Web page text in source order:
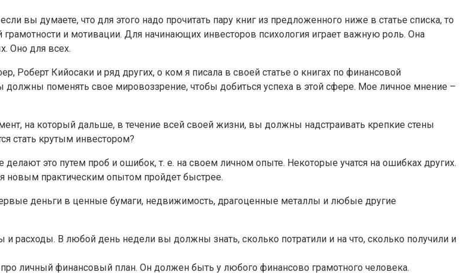
вы думаете, что для этого надо прочитать пару книг из предложенного ниже в статье списка, то
и мотивации. Для начинающих инвесторов психология играет важную роль. Она
Оно для всех.
Кийосаки и ряд других, о ком я писала в своей статье о книгах по финансовой
должны поменять свое мировоззрение, чтобы добиться успеха в этой сфере. Мое личное мнение –
на который дальше, в течение всей своей жизни, вы должны надстраивать крепкие стены
стать крутым инвестором?
это путем проб и ошибок, т. е. на своем личном опыте. Некоторые учатся на ошибках других.
новым практическим опытом пройдет быстрее.
деньги в ценные бумаги, недвижимость, драгоценные металлы и любые другие
расходы. В любой день недели вы должны знать, сколько потратили и на что, сколько получили и
личный финансовый план. Он должен быть у любого финансово грамотного человека.